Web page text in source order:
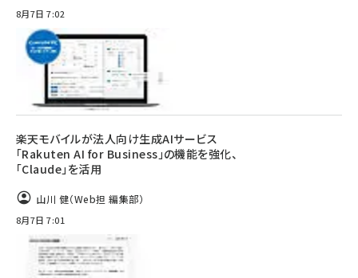
8月7日 7:02
楽天モバイルが法人向け生成AIサービス
「Rakuten AI for Business」の機能を強化、
「Claude」を活用
山川 健（Web担 編集部）
8月7日 7:01